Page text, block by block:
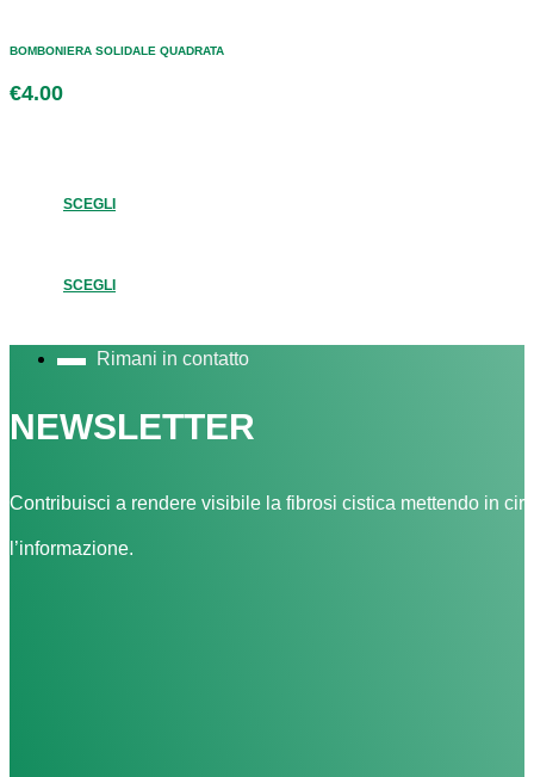
BOMBONIERA SOLIDALE QUADRATA
€4.00
SCEGLI
SCEGLI
Rimani in contatto
NEWSLETTER
Contribuisci a rendere visibile la fibrosi cistica mettendo in
l’informazione.